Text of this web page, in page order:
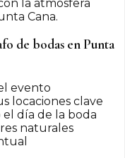
la atmósfera
Cana.
de bodas en Punta
evento
locaciones clave
día de la boda
naturales